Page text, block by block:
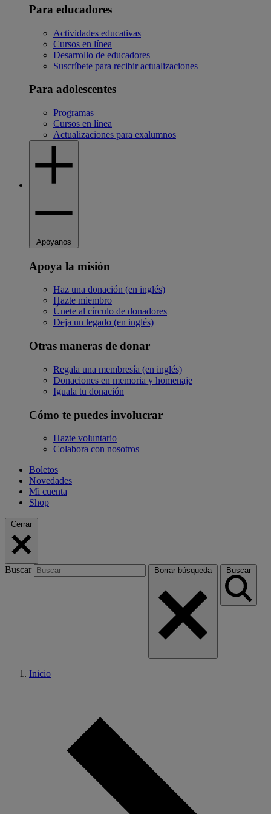
Para educadores
Actividades educativas
Cursos en línea
Desarrollo de educadores
Suscríbete para recibir actualizaciones
Para adolescentes
Programas
Cursos en línea
Actualizaciones para exalumnos
Apóyanos
Apoya la misión
Haz una donación (en inglés)
Hazte miembro
Únete al círculo de donadores
Deja un legado (en inglés)
Otras maneras de donar
Regala una membresía (en inglés)
Donaciones en memoria y homenaje
Iguala tu donación
Cómo te puedes involucrar
Hazte voluntario
Colabora con nosotros
Boletos
Novedades
Mi cuenta
Shop
Cerrar
Buscar Borrar búsqueda Buscar
Inicio